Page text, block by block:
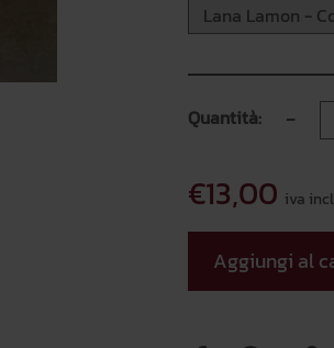
Lana Lamon -
Quantità: -
€13,00 iva
Aggiungi al